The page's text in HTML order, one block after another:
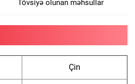
Tövsiyə olunan məhsullar
Çin